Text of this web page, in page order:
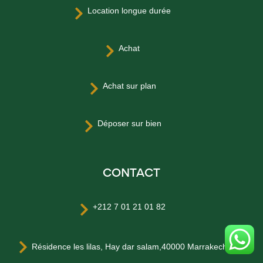
 Location longue durée
 Achat
 Achat sur plan
 Déposer sur bien
CONTACT
 +212 7 01 21 01 82
 Résidence les lilas, Hay dar salam,40000 Marrakech